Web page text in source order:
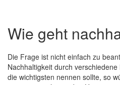
Wie geht
Die Frage ist nicht einfach zu
Nachhaltigkeit durch
die wichtigsten nennen sollte, so